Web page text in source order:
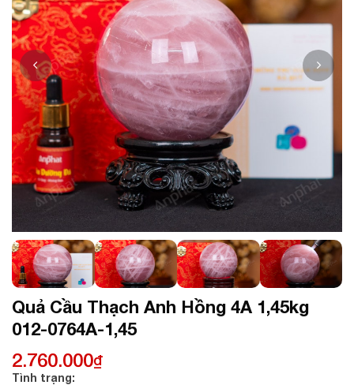
Quả Cầu Thạch Anh Hồng 4A 1,45kg
012-0764A-1,45
2.760.000₫
Tình trạng: